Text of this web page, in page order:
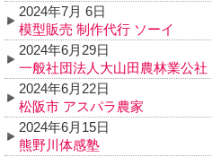
2024年7月 6日
模型販売 制作代行 ソーイ
2024年6月29日
一般社団法人大山田農林業公社
2024年6月22日
松阪市 アスパラ農家
2024年6月15日
熊野川体感塾